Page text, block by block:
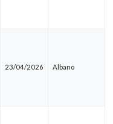
23/04/2026 Albano